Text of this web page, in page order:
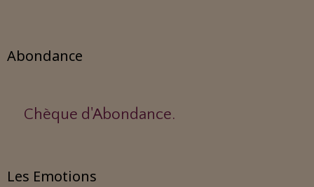
Abondance
Chèque d'Abondance.
Les Emotions